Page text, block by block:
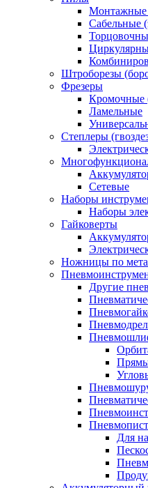
Монтажные
Сабельные
Штроборезы
Фрезеры
Кромочные
Ламельные
Степлеры
Сетевые
Наборы
Наборы
Гайковерты
Ножницы по
Другие
Для